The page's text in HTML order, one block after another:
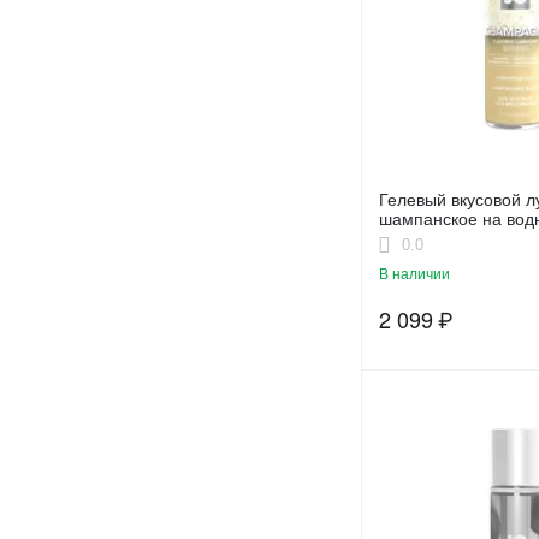
Гелевый вкусовой
шампанское на
SHAMPAGNE
0.0
В наличии
2 099₽